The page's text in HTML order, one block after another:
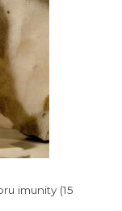
imunity (15